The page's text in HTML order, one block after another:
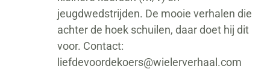
jeugdwedstrijden. De mooie verhalen die
achter de hoek schuilen, daar doet hij dit
voor. Contact:
liefdevoordekoers@wielerverhaal.com